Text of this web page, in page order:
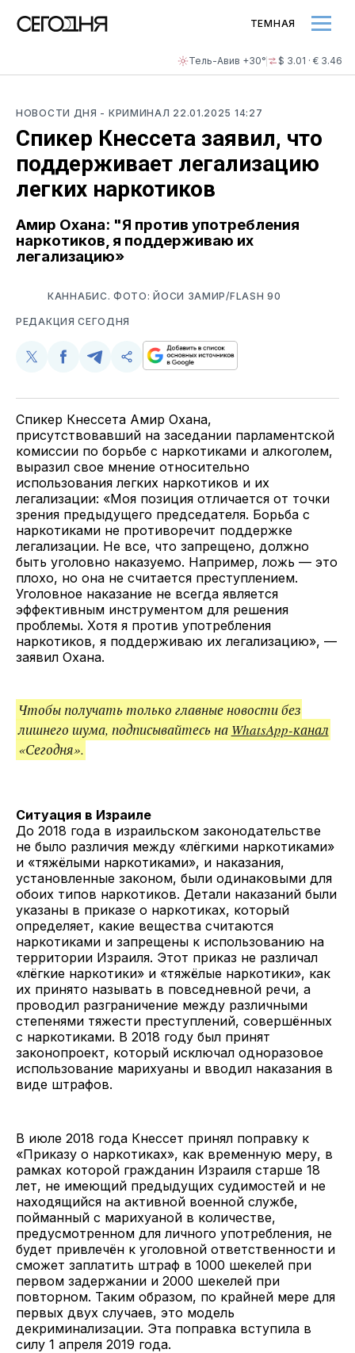
Тель-Авив +30° $ 3.01 · € 3.46
ТЕМНАЯ
НОВОСТИ ДНЯ - КРИМИНАЛ 22.01.2025 14:27
Спикер Кнессета заявил, что
поддерживает легализацию
легких наркотиков
Амир Охана: "Я против употребления
наркотиков, я поддерживаю их
легализацию»
КАННАБИС. ФОТО: ЙОСИ ЗАМИР/FLASH 90
РЕДАКЦИЯ СЕГОДНЯ
Поделиться
Twitter
Поделиться
Facebook
Поделиться
Telegram
Скопируйте
поделитесь
ссылкой
Спикер Кнессета Амир Охана,
присутствовавший на заседании парламентской
комиссии по борьбе с наркотиками и алкоголем,
выразил свое мнение относительно
использования легких наркотиков и их
легализации: «Моя позиция отличается от точки
зрения предыдущего председателя. Борьба с
наркотиками не противоречит поддержке
легализации. Не все, что запрещено, должно
быть уголовно наказуемо. Например, ложь — это
плохо, но она не считается преступлением.
Уголовное наказание не всегда является
эффективным инструментом для решения
проблемы. Хотя я против употребления
наркотиков, я поддерживаю их легализацию», —
заявил Охана.
Чтобы получать только главные новости без
лишнего шума, подписывайтесь на WhatsApp-канал
«Сегодня».
Ситуация в Израиле
До 2018 года в израильском законодательстве
не было различия между «лёгкими наркотиками»
и «тяжёлыми наркотиками», и наказания,
установленные законом, были одинаковыми для
обоих типов наркотиков. Детали наказаний были
указаны в приказе о наркотиках, который
определяет, какие вещества считаются
наркотиками и запрещены к использованию на
территории Израиля. Этот приказ не различал
«лёгкие наркотики» и «тяжёлые наркотики», как
их принято называть в повседневной речи, а
проводил разграничение между различными
степенями тяжести преступлений, совершённых
с наркотиками. В 2018 году был принят
законопроект, который исключал одноразовое
использование марихуаны и вводил наказания в
виде штрафов.
В июле 2018 года Кнессет принял поправку к
«Приказу о наркотиках», как временную меру, в
рамках которой гражданин Израиля старше 18
лет, не имеющий предыдущих судимостей и не
находящийся на активной военной службе,
пойманный с марихуаной в количестве,
предусмотренном для личного употребления, не
будет привлечён к уголовной ответственности и
сможет заплатить штраф в 1000 шекелей при
первом задержании и 2000 шекелей при
повторном. Таким образом, по крайней мере для
первых двух случаев, это модель
декриминализации. Эта поправка вступила в
силу 1 апреля 2019 года.